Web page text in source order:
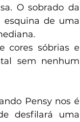
O sobrado da
esquina de uma
cores sóbrias e
sem nenhum
desfilará uma